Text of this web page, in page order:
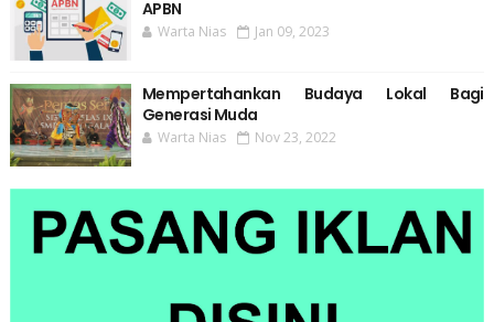
APBN
Warta Nias Jan 09, 2023
Mempertahankan Budaya Lokal Bagi
Generasi Muda
Warta Nias Nov 23, 2022